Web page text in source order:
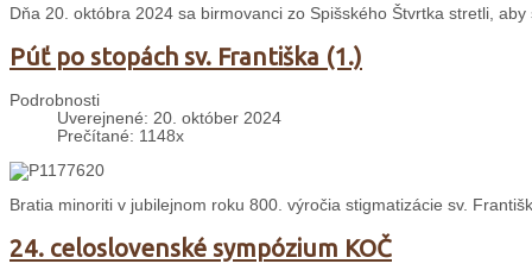
Dňa 20. októbra 2024 sa birmovanci zo Spišského Štvrtka stretli,
Púť po stopách sv. Františka (1.)
Podrobnosti
Uverejnené: 20. október 2024
Prečítané: 1148x
Bratia minoriti v jubilejnom roku 800. výročia stigmatizácie sv.
24. celoslovenské sympózium KOČ